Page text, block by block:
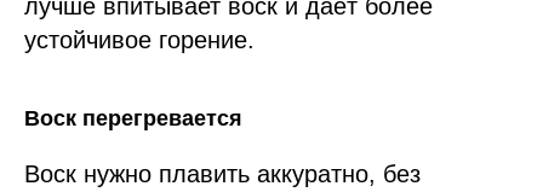
лучше впитывает воск и даёт более
устойчивое горение.
Воск перегревается
Воск нужно плавить аккуратно, без